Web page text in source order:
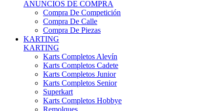
Compra De Calle
Compra De Piezas
KARTING
KARTING
Karts Completos Alevín
Karts Completos Cadete
Karts Completos Junior
Karts Completos Senior
Superkart
Karts Completos Hobbye
Remolques
PIEZAS Y EQUIPACIONES